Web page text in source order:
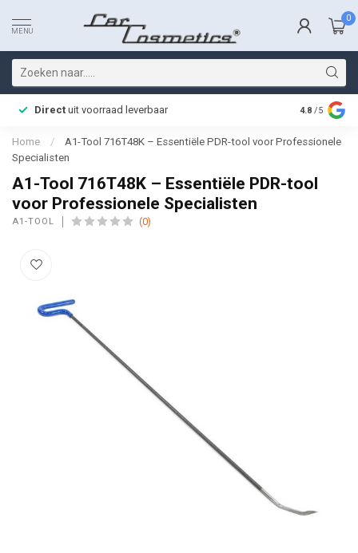
MENU
0
Direct uit voorraad leverbaar Snelle
4.8 /5
Home /
A1-Tool 716T48K – Essentiële PDR-tool voor Professionele
Specialisten
A1-Tool 716T48K – Essentiële PDR-tool
voor Professionele Specialisten
A1-TOOL (0)